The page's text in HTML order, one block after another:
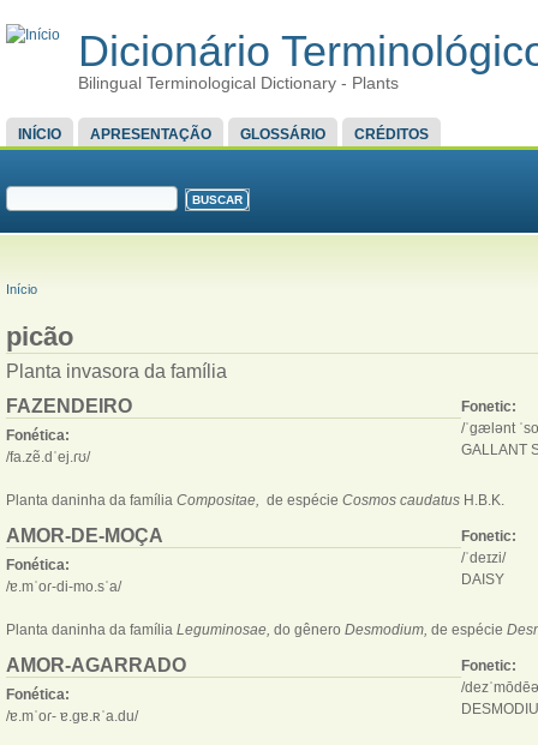
Dicionário
Bilingual Terminological Dictionary - Plants
MENU PRINCIPAL
INÍCIO APRESENTAÇÃO GLOSSÁRIO CRÉDITOS
FORMULÁRIO DE BUSCA
VOCÊ ESTÁ AQUI
Início
picão
Planta invasora da família
FAZENDEIRO
Fonética:
/fa.zẽ.dˈej.ɾʊ/
Fonetic:
/ˈgælənt
GALLANT
Planta daninha da família Compositae, de espécie Cosmos caudatus H.B.K.
AMOR-DE-MOÇA
Fonética:
/ɐ.mˈoɾ-di-mo.sˈa/
Fonetic:
/ˈdeɪzi/
DAISY
Planta daninha da família Leguminosae, do gênero Desmodium, de espécie
AMOR-AGARRADO
Fonética:
/ɐ.mˈoɾ- ɐ.gɐ.ʀˈa.du/
Fonetic:
/